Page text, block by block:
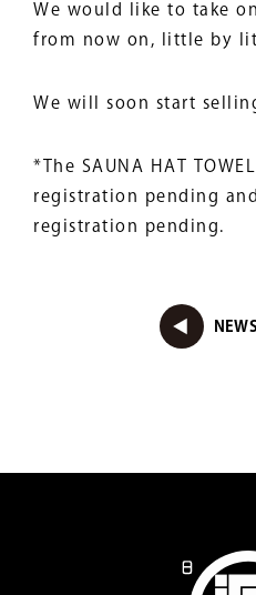
We would like to take
from now on, little by
We will soon start selling
*The SAUNA HAT
registration pending
registration pending.